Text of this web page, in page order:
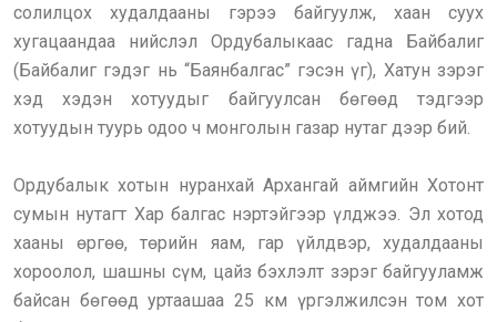
солилцох худалдааны гэрээ байгуулж, хаан суух
хугацаандаа нийслэл Ордубалыкаас гадна Байбалиг
(Байбалиг гэдэг нь “Баянбалгас” гэсэн үг), Хатун зэрэг
хэд хэдэн хотуудыг байгуулсан бөгөөд тэдгээр
хотуудын туурь одоо ч монголын газар нутаг дээр бий.
Ордубалык хотын нуранхай Архангай аймгийн Хотонт
сумын нутагт Хар балгас нэртэйгээр үлджээ. Эл хотод
хааны өргөө, төрийн яам, гар үйлдвэр, худалдааны
хороолол, шашны сүм, цайз бэхлэлт зэрэг байгууламж
байсан бөгөөд уртаашаа 25 км үргэлжилсэн том хот